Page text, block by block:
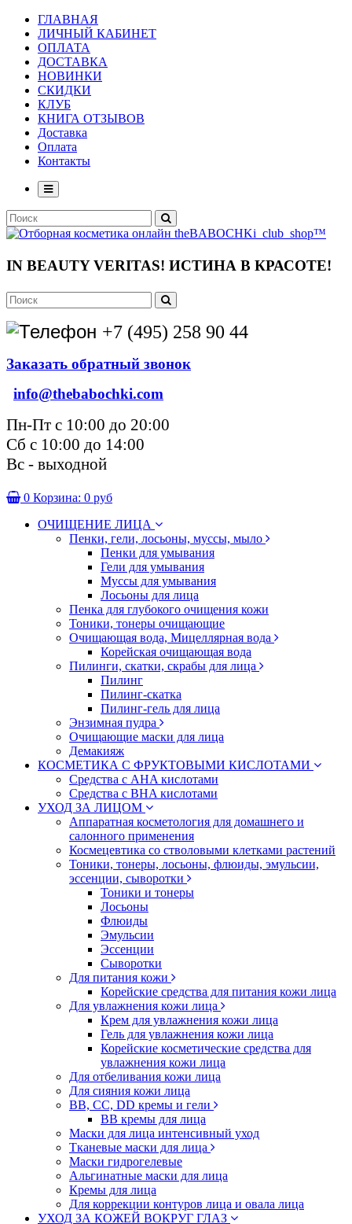
ГЛАВНАЯ
ЛИЧНЫЙ КАБИНЕТ
ОПЛАТА
ДОСТАВКА
НОВИНКИ
СКИДКИ
КЛУБ
КНИГА ОТЗЫВОВ
Доставка
Оплата
Контакты
IN BEAUTY VERITAS! ИСТИНА В КРАСОТЕ!
+7 (495) 258 90 44
Заказать обратный звонок
info@thebabochki.com
Пн-Пт с 10:00 до 20:00
Сб с 10:00 до 14:00
Вс - выходной
0 Корзина: 0 руб
ОЧИЩЕНИЕ ЛИЦА
Пенки, гели, лосьоны, муссы, мыло
Пенки для умывания
Гели для умывания
Муссы для умывания
Лосьоны для лица
Пенка для глубокого очищения кожи
Тоники, тонеры очищающие
Очищающая вода, Мицеллярная вода
Корейская очищающая вода
Пилинги, скатки, скрабы для лица
Пилинг
Пилинг-скатка
Пилинг-гель для лица
Энзимная пудра
Очищающие маски для лица
Демакияж
КОСМЕТИКА С ФРУКТОВЫМИ КИСЛОТАМИ
Средства с AHA кислотами
Средства с BHA кислотами
УХОД ЗА ЛИЦОМ
Аппаратная косметология для домашнего и
салонного применения
Космецевтика со стволовыми клетками растений
Тоники, тонеры, лосьоны, флюиды, эмульсии,
эссенции, сыворотки
Тоники и тонеры
Лосьоны
Флюиды
Эмульсии
Эссенции
Сыворотки
Для питания кожи
Корейские средства для питания кожи лица
Для увлажнения кожи лица
Крем для увлажнения кожи лица
Гель для увлажнения кожи лица
Корейские косметические средства для
увлажнения кожи лица
Для отбеливания кожи лица
Для сияния кожи лица
BB, CC, DD кремы и гели
BB кремы для лица
Маски для лица интенсивный уход
Тканевые маски для лица
Маски гидрогелевые
Альгинатные маски для лица
Кремы для лица
Для коррекции контуров лица и овала лица
УХОД ЗА КОЖЕЙ ВОКРУГ ГЛАЗ